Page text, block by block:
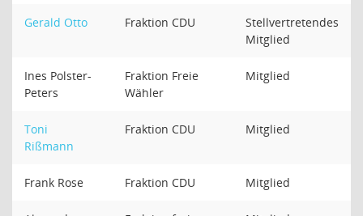
Gerald Otto Fraktion CDU
Stellvertretendes
Mitglied
Ines Polster-
Peters
Fraktion Freie
Wähler
Mitglied
Toni
Rißmann
Fraktion CDU Mitglied
Frank Rose Fraktion CDU Mitglied